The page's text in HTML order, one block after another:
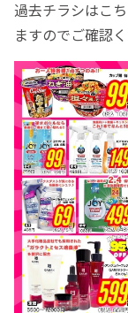
過去チラシはこ
ますのでご確認く